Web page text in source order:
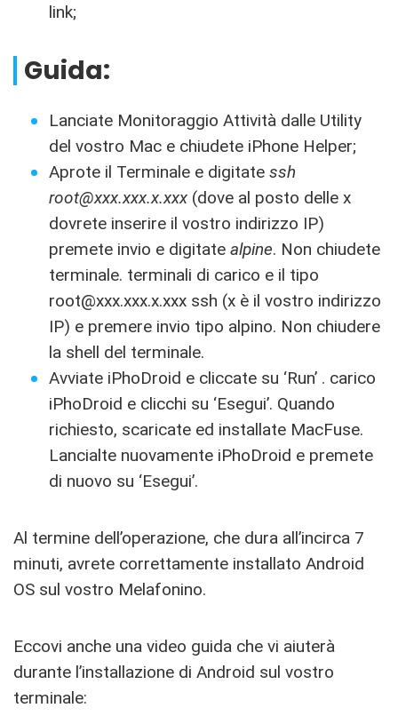
link;
Guida:
Lanciate Monitoraggio Attività dalle Utility
del vostro Mac e chiudete iPhone Helper;
Aprote il Terminale e digitate ssh
root@xxx.xxx.x.xxx (dove al posto delle x
dovrete inserire il vostro indirizzo IP)
premete invio e digitate alpine. Non chiudete
terminale. terminali di carico e il tipo
root@xxx.xxx.x.xxx ssh (x è il vostro indirizzo
IP) e premere invio tipo alpino. Non chiudere
la shell del terminale.
Avviate iPhoDroid e cliccate su ‘Run’ . carico
iPhoDroid e clicchi su ‘Esegui’. Quando
richiesto, scaricate ed installate MacFuse.
Lancialte nuovamente iPhoDroid e premete
di nuovo su ‘Esegui’.
Al termine dell’operazione, che dura all’incirca 7
minuti, avrete correttamente installato Android
OS sul vostro Melafonino.
Eccovi anche una video guida che vi aiuterà
durante l’installazione di Android sul vostro
terminale: